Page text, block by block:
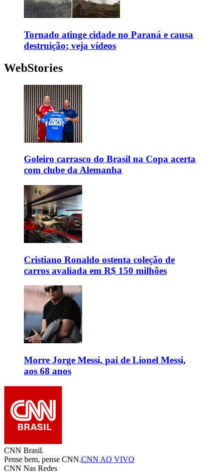
Tornado atinge cidade no Paraná e causa
destruição; veja vídeos
WebStories
Goleiro carrasco do Brasil na Copa acerta
com clube da Alemanha
Cristiano Ronaldo ostenta coleção de
carros avaliada em R$ 150 milhões
Morre Jorge Messi, pai de Lionel Messi,
aos 68 anos
CNN Brasil.
Pense bem, pense CNN.CNN AO VIVO
CNN Nas Redes